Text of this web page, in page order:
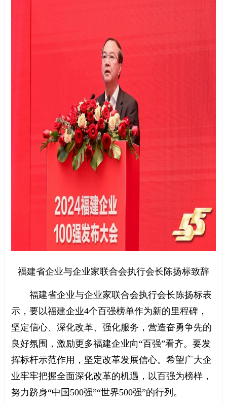
福建省企业与企业家联合会执行会长陈扬标致辞
福建省企业与企业家联合会执行会长陈扬标表
示，要以福建企业4个百强榜单作为新的里程碑，
坚定信心、深化改革、强化服务，营造奋勇争先的
良好氛围，激励更多福建企业向“百强”看齐。要发
挥标杆示范作用，坚定改革发展信心。希望广大企
业牢牢把握全面深化改革的机遇，以百强为榜样，
努力跻身“中国500强”“世界500强”的行列。